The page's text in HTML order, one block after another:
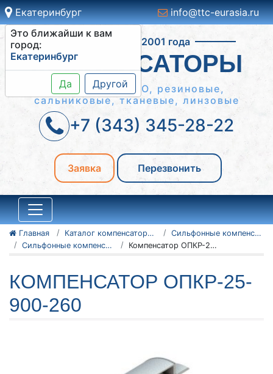
Екатеринбург
Это ближайши к вам
город:
Екатеринбург
Да Другой
info@ttc-eurasia.ru
Работаем с 2001 года
КОМПЕНСАТОРЫ
Сильфонные КСО, резиновые,
сальниковые, тканевые, линзовые
+7 (343) 345-28-22
Заявка Перезвонить
Главная Каталог компенсаторов
Сильфонные компенсаторы
Сильфонные компенсаторы ОПКР (КСО в кожухе)
Компенсатор ОПКР-25-900-260
КОМПЕНСАТОР ОПКР-25-
900-260